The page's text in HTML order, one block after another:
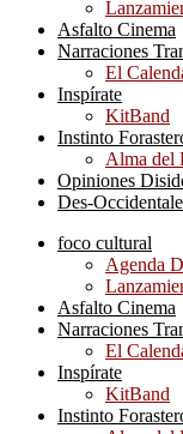
Asfalto Cinema
Narraciones
El
Inspírate
KitBand
Instinto
Alma del
Opiniones
Des-
foco cultural
Agenda
Asfalto Cinema
Narraciones
El
Inspírate
KitBand
Instinto